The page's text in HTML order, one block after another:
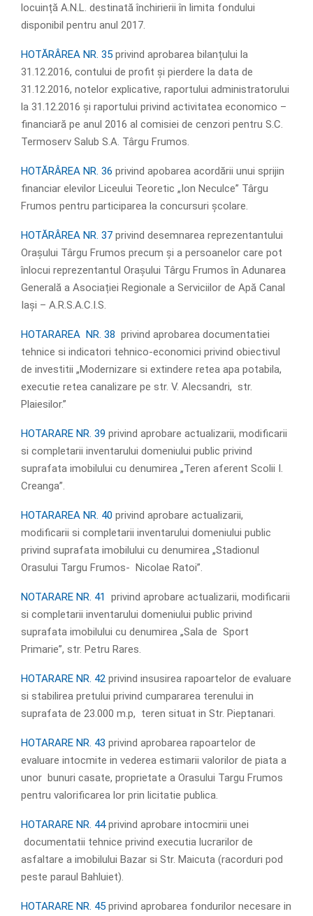
locuință A.N.L. destinată închirierii în limita fondului
disponibil pentru anul 2017.
HOTĂRÂREA NR. 35 privind aprobarea bilanțului la
31.12.2016, contului de profit și pierdere la data de
31.12.2016, notelor explicative, raportului administratorului
la 31.12.2016 și raportului privind activitatea economico –
financiară pe anul 2016 al comisiei de cenzori pentru S.C.
Termoserv Salub S.A. Târgu Frumos.
HOTĂRÂREA NR. 36 privind apobarea acordării unui sprijin
financiar elevilor Liceului Teoretic „Ion Neculce” Târgu
Frumos pentru participarea la concursuri școlare.
HOTĂRÂREA NR. 37 privind desemnarea reprezentantului
Orașului Târgu Frumos precum și a persoanelor care pot
înlocui reprezentantul Orașului Târgu Frumos în Adunarea
Generală a Asociației Regionale a Serviciilor de Apă Canal
Iași – A.R.S.A.C.I.S.
HOTARAREA NR. 38 privind aprobarea documentatiei
tehnice si indicatori tehnico-economici privind obiectivul
de investitii „Modernizare si extindere retea apa potabila,
executie retea canalizare pe str. V. Alecsandri, str.
Plaiesilor.”
HOTARARE NR. 39 privind aprobare actualizarii, modificarii
si completarii inventarului domeniului public privind
suprafata imobilului cu denumirea „Teren aferent Scolii I.
Creanga”.
HOTARAREA NR. 40 privind aprobare actualizarii,
modificarii si completarii inventarului domeniului public
privind suprafata imobilului cu denumirea „Stadionul
Orasului Targu Frumos- Nicolae Ratoi”.
NOTARARE NR. 41 privind aprobare actualizarii, modificarii
si completarii inventarului domeniului public privind
suprafata imobilului cu denumirea „Sala de Sport
Primarie”, str. Petru Rares.
HOTARARE NR. 42 privind insusirea rapoartelor de evaluare
si stabilirea pretului privind cumpararea terenului in
suprafata de 23.000 m.p, teren situat in Str. Pieptanari.
HOTARARE NR. 43 privind aprobarea rapoartelor de
evaluare intocmite in vederea estimarii valorilor de piata a
unor bunuri casate, proprietate a Orasului Targu Frumos
pentru valorificarea lor prin licitatie publica.
HOTARARE NR. 44privind aprobare intocmirii unei
documentatii tehnice privind executia lucrarilor de
asfaltare a imobilului Bazar si Str. Maicuta (racorduri pod
peste paraul Bahluiet).
HOTARARE NR. 45 privind aprobarea fondurilor necesare in